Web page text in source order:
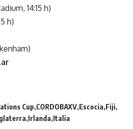
14:15 h)
h)
Cup CORDOBAXV Escocia Fiji
Irlanda Italia